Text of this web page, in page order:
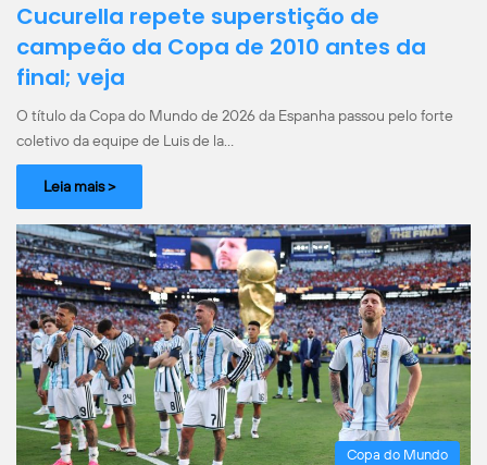
Cucurella repete superstição de
campeão da Copa de 2010 antes da
final; veja
O título da Copa do Mundo de 2026 da Espanha passou pelo forte
coletivo da equipe de Luis de la…
Leia mais >
Copa do Mundo